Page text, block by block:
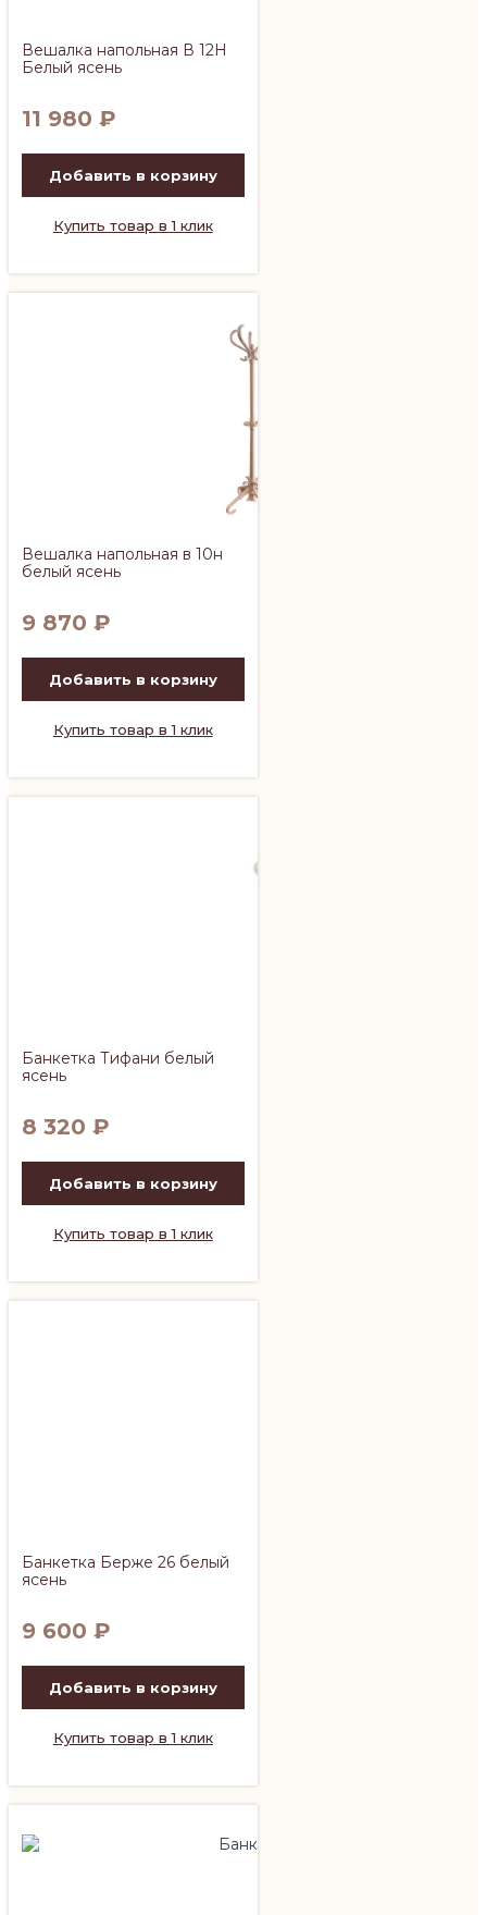
Вешалка напольная В 12Н
Белый ясень
11 980 ₽
Добавить в корзину
Купить товар в 1 клик
Вешалка напольная в 10н
белый ясень
9 870 ₽
Добавить в корзину
Купить товар в 1 клик
Банкетка Тифани белый
ясень
8 320 ₽
Добавить в корзину
Купить товар в 1 клик
Банкетка Берже 26 белый
ясень
9 600 ₽
Добавить в корзину
Купить товар в 1 клик